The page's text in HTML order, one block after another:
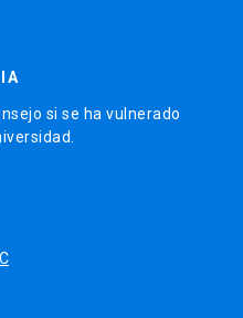
si se ha vulnerado